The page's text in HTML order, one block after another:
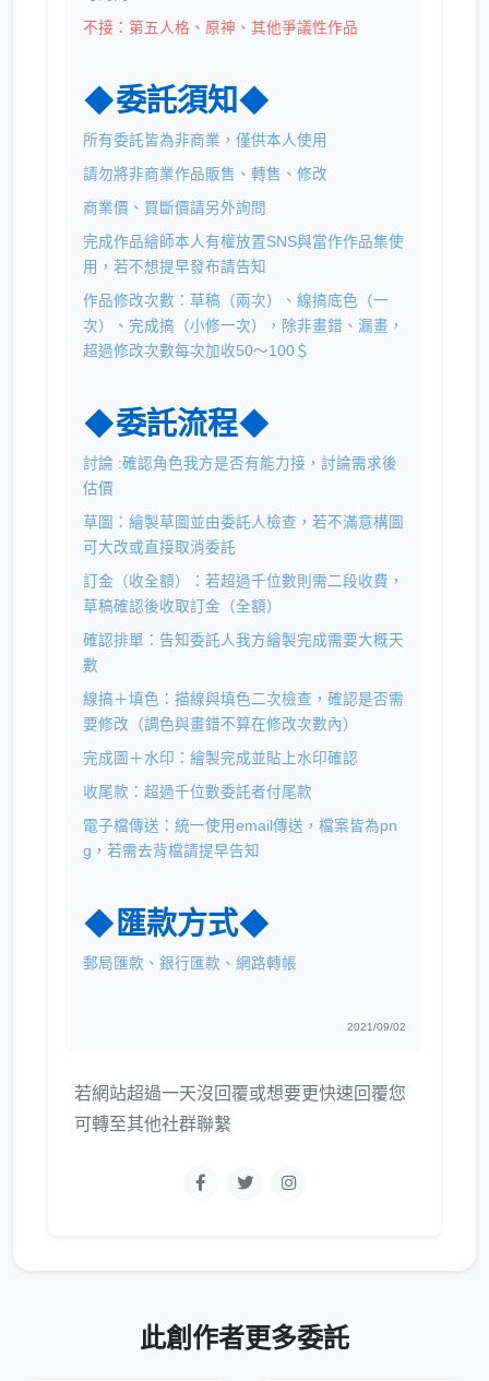
不接：第五人格、原神、其他爭議性作品
◆委託須知◆
所有委託皆為非商業，僅供本人使用
請勿將非商業作品販售、轉售、修改
商業價、買斷價請另外詢問
完成作品繪師本人有權放置SNS與當作作品集使
用，若不想提早發布請告知
作品修改次數：草稿（兩次）、線搞底色（一
次）、完成搞（小修一次），除非畫錯、漏畫，
超過修改次數每次加收50～100＄
◆委託流程◆
討論 :確認角色我方是否有能力接，討論需求後
估價
草圖：繪製草圖並由委託人檢查，若不滿意構圖
可大改或直接取消委託
訂金（收全額）：若超過千位數則需二段收費，
草稿確認後收取訂金（全額）
確認排單：告知委託人我方繪製完成需要大概天
數
線搞＋填色：描線與填色二次檢查，確認是否需
要修改（調色與畫錯不算在修改次數內）
完成圖＋水印：繪製完成並貼上水印確認
收尾款：超過千位數委託者付尾款
電子檔傳送：統一使用email傳送，檔案皆為pn
g，若需去背檔請提早告知
◆匯款方式◆
郵局匯款、銀行匯款、網路轉帳
2021/09/02
若網站超過一天沒回覆或想要更快速回覆您
可轉至其他社群聯繫
此創作者更多委託